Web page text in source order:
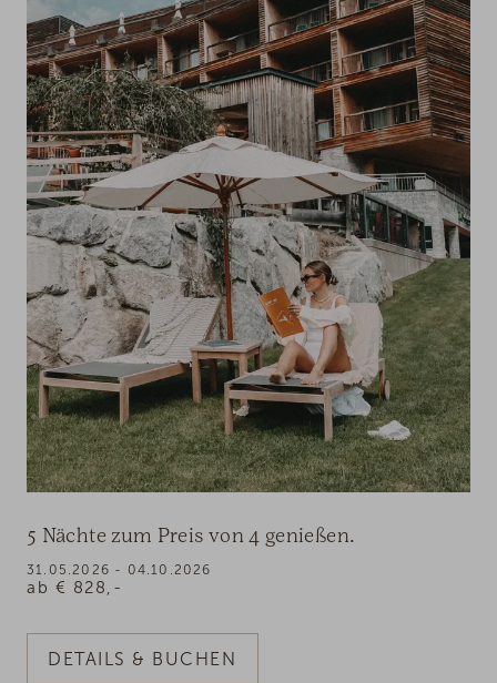
5 Nächte zum Preis von 4 genießen.
ab € 828,-
31.05.2026 - 04.10.2026
DETAILS & BUCHEN